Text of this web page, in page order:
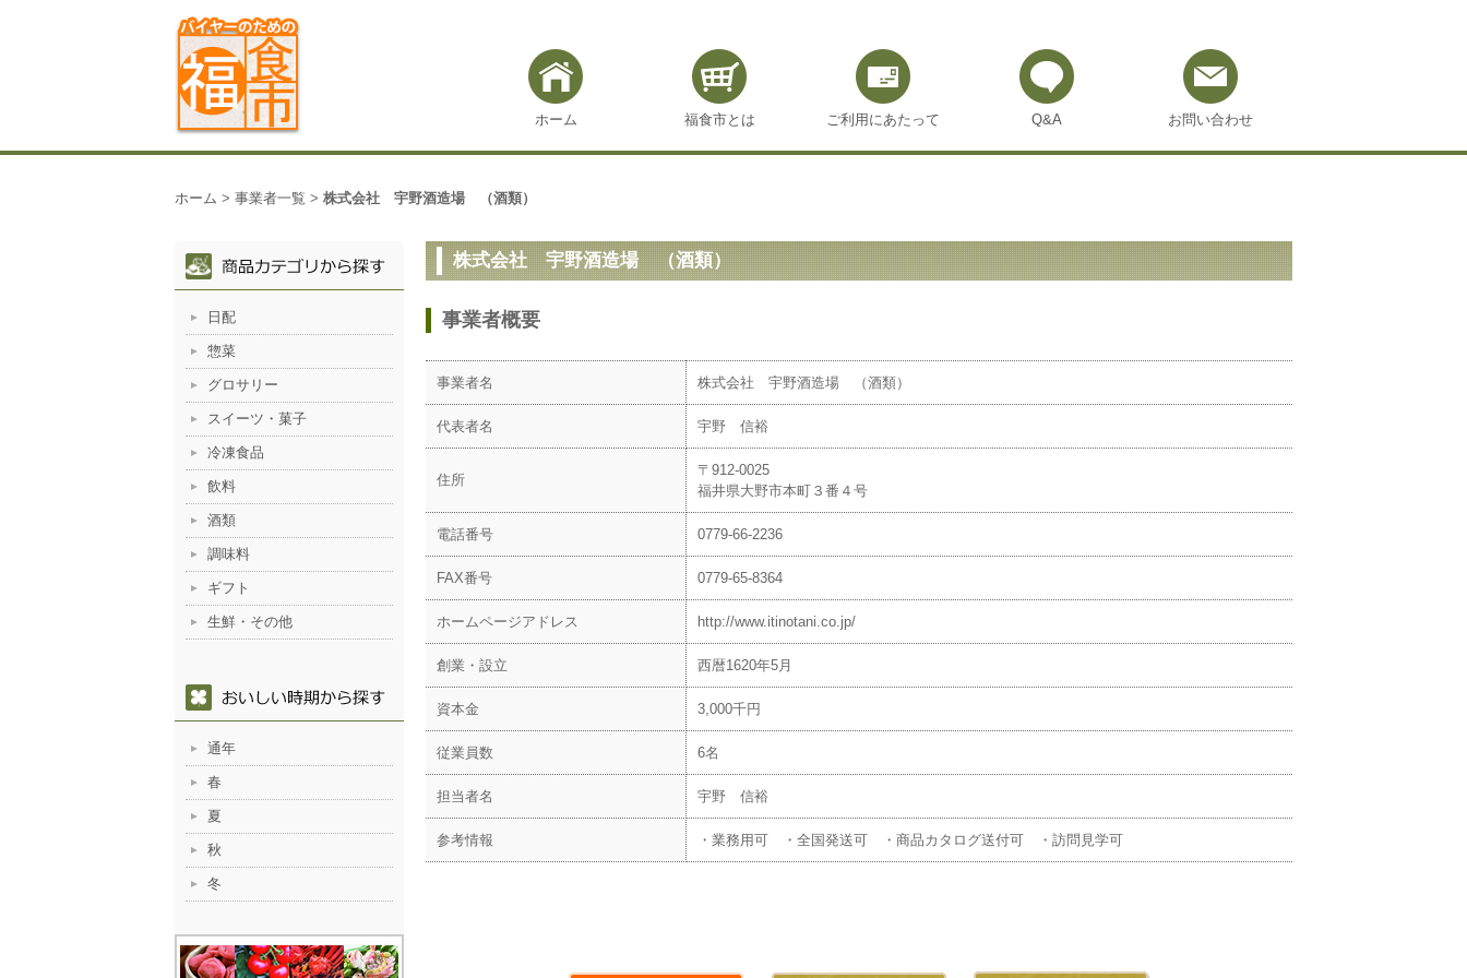
ホーム 福食市とは ご利用にあたって Q&A お問い合わせ
ホーム > 事業者一覧 > 株式会社 宇野酒造場 （酒類）
株式会社 宇野酒造場 （酒類）
事業者概要
事業者名 株式会社 宇野酒造場 （酒類）
代表者名 宇野 信裕
住所
〒912-0025
福井県大野市本町３番４号
電話番号 0779-66-2236
FAX番号 0779-65-8364
ホームページアドレス http://www.itinotani.co.jp/
創業・設立 西暦1620年5月
資本金 3,000千円
従業員数 6名
担当者名 宇野 信裕
参考情報 ・業務用可 ・全国発送可 ・商品カタログ送付可 ・訪問見学可
日配
惣菜
グロサリー
スイーツ・菓子
冷凍食品
飲料
酒類
調味料
ギフト
生鮮・その他
通年
春
夏
秋
冬